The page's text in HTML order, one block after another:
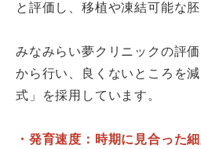
と評価し、移植や凍結可能な胚
みなみらい夢クリニックの評
から行い、良くないところを
式」を採用しています。
・発育速度：時期に見合った